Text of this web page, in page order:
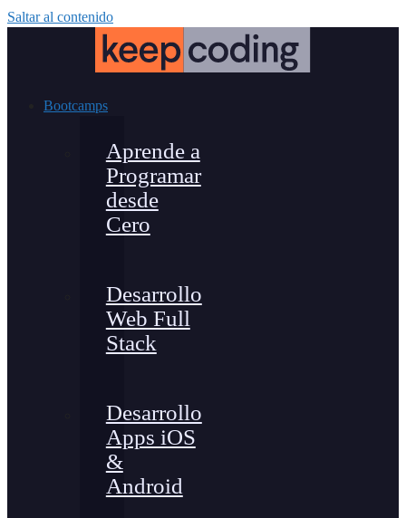
Saltar al contenido
Bootcamps
Aprende a
Programar
desde
Cero
Desarrollo
Web Full
Stack
Desarrollo
Apps iOS
&
Android